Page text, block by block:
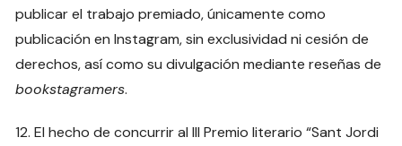
publicar el trabajo premiado, únicamente como
publicación en Instagram, sin exclusividad ni cesión de
derechos, así como su divulgación mediante reseñas de
bookstagramers.
12. El hecho de concurrir al III Premio literario “Sant Jordi